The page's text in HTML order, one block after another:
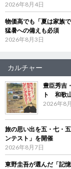
2026年8月4日
物価高でも「夏は家族
猛暑への備えも必須
2026年8月3日
カルチャー
豊臣秀吉
ト 和歌
2026年8
旅の思い出を五・七・
ンテスト」を開催
2026年8月7日
東野圭吾が選んだ「記